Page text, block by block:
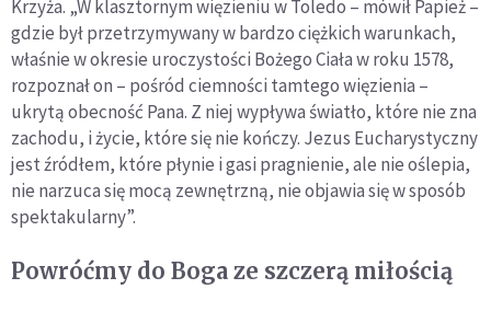
Krzyża. „W klasztornym więzieniu w Toledo – mówił Papież –
gdzie był przetrzymywany w bardzo ciężkich warunkach,
właśnie w okresie uroczystości Bożego Ciała w roku 1578,
rozpoznał on – pośród ciemności tamtego więzienia –
ukrytą obecność Pana. Z niej wypływa światło, które nie zna
zachodu, i życie, które się nie kończy. Jezus Eucharystyczny
jest źródłem, które płynie i gasi pragnienie, ale nie oślepia,
nie narzuca się mocą zewnętrzną, nie objawia się w sposób
spektakularny”.
Powróćmy do Boga ze szczerą miłością